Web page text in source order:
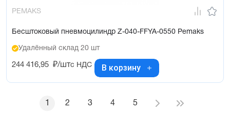
PEMAKS
Бесштоковый пневмоцилиндр Z-040-FFYA-0550 Pemaks
Удалённый склад 20 шт
244 416,95 ₽/штс НДС В корзину
1 2 3 4 5